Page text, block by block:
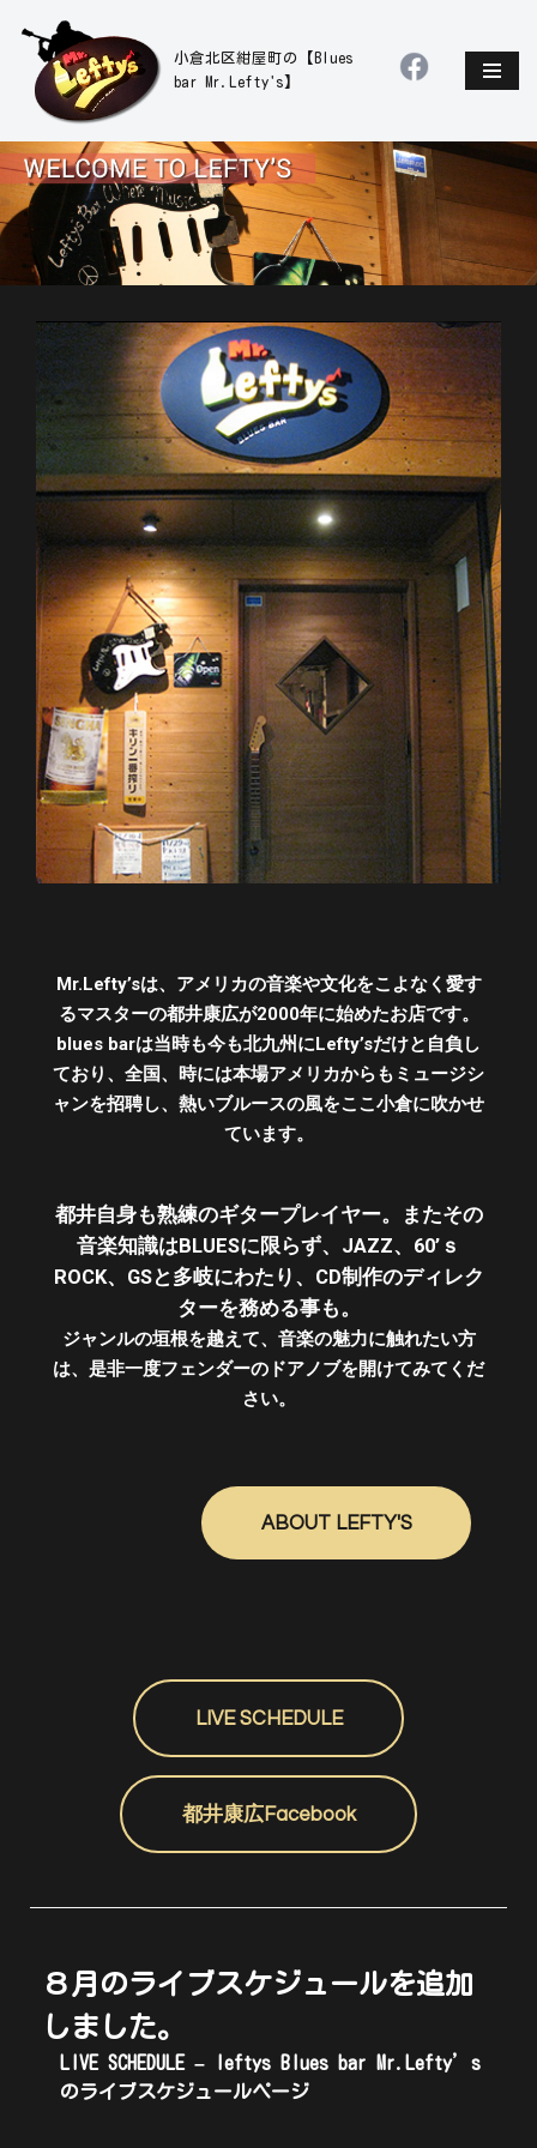
ン
ン
ツ
へ
ス
キ
小倉北区紺屋町の【Blues
bar Mr.Lefty's】
Mr.Lefty’sは、アメリカの音楽や文化をこよなく愛す
るマスターの都井康広が2000年に始めたお店です。
blues barは当時も今も北九州にLefty’sだけと自負し
ており、全国、時には本場アメリカからもミュージシ
ャンを招聘し、熱いブルースの風をここ小倉に吹かせ
ています。
都井自身も熟練のギタープレイヤー。またその
音楽知識はBLUESに限らず、JAZZ、60’ｓ
ROCK、GSと多岐にわたり、CD制作のディレク
ターを務める事も。
ジャンルの垣根を越えて、音楽の魅力に触れたい方
は、是非一度フェンダーのドアノブを開けてみてくだ
さい。
ABOUT LEFTY'S
LIVE SCHEDULE
都井康広Facebook
８月のライブスケジュールを追加
しました。
LIVE SCHEDULE – leftys Blues bar Mr.Lefty’s
のライブスケジュールページ